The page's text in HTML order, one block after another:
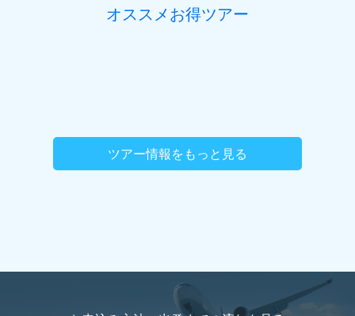
オススメお得ツアー
ツアー情報をもっと見る